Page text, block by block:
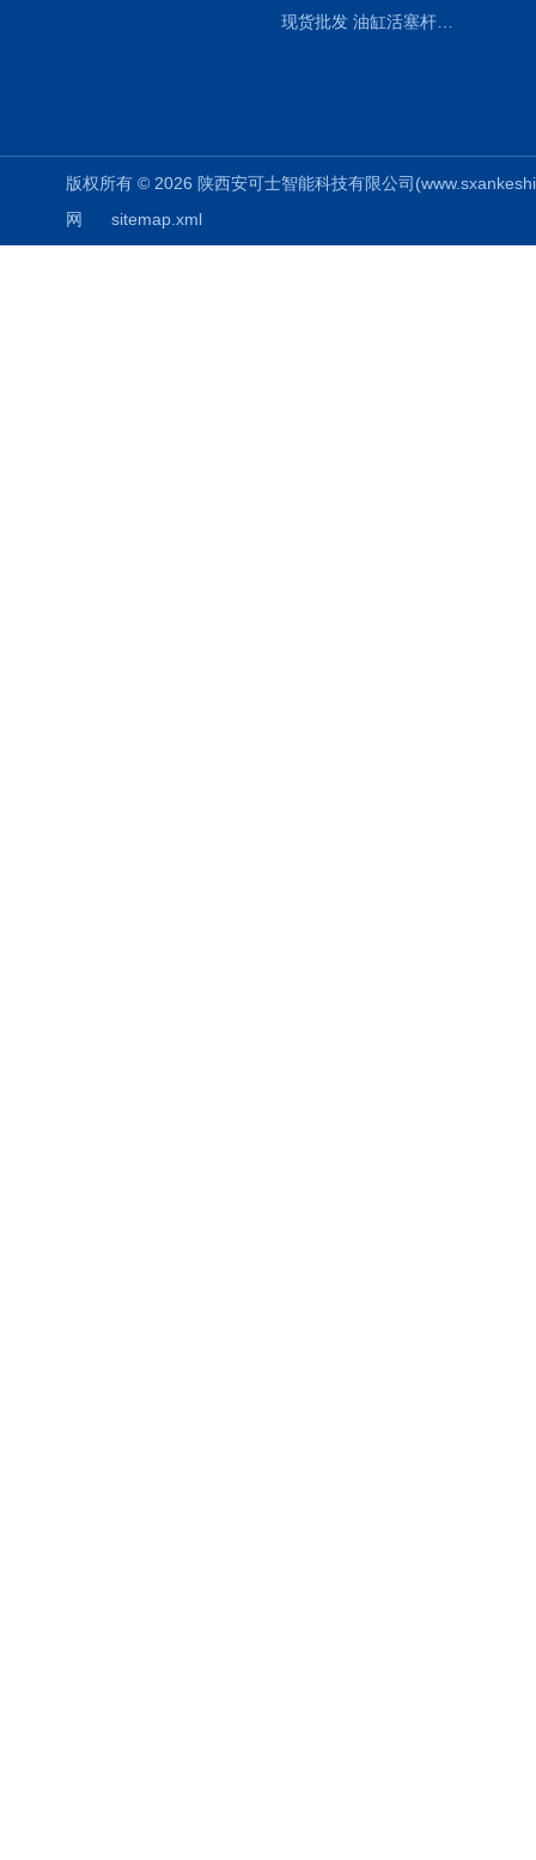
现货批发 油缸活塞杆圆形保护套
版权所有 © 2026 陕西安可士智能科技有限公司
网
sitemap.xml